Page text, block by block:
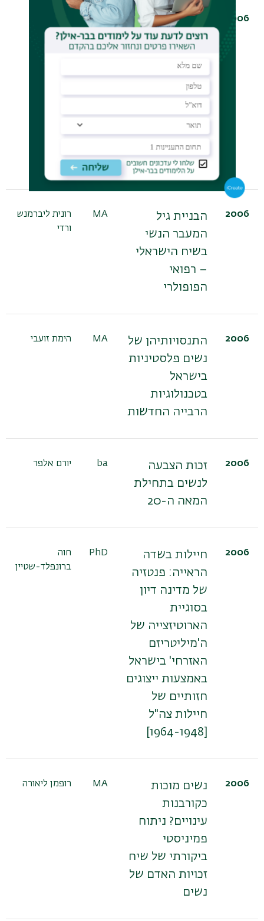
2006
בין טקסים
בלאום ובין
קולוניאליזם
ומיגדר- קריאה
בספרה של רונית
מטלון: סיפור
משמתחיל
בלוייה של נחש.
MA
בורנשטיין
2006
הבניית גיל
המעבר הנשי
בשיח הישראלי
– רפואי
הפופולרי
MA
רונית ליברמנש
ורדי
2006
התנסויותיהן של
נשים פלסטיניות
בישראל
בטכנולוגיות
הרבייה החדשות
MA הימת זועבי
2006
זכות הצבעה
לנשים בתחילת
המאה ה-20
ba יורם אלפר
2006
חיילות בשדה
הראייה: פנטזיה
של מדינה דיון
בסוגיית
הארוטיזצייה של
ה'מיליטריזם
האזרחי' בישראל
באמצעות ייצוגים
חזותיים של
חיילות צה"ל
PhD
חוה
ברונפלד-שטיין
2006
נשים מוכות
כקורבנות
עינויים? ניתוח
פמיניסטי
ביקורתי של שיח
זכויות האדם של
נשים
MA רופמן ליאורה